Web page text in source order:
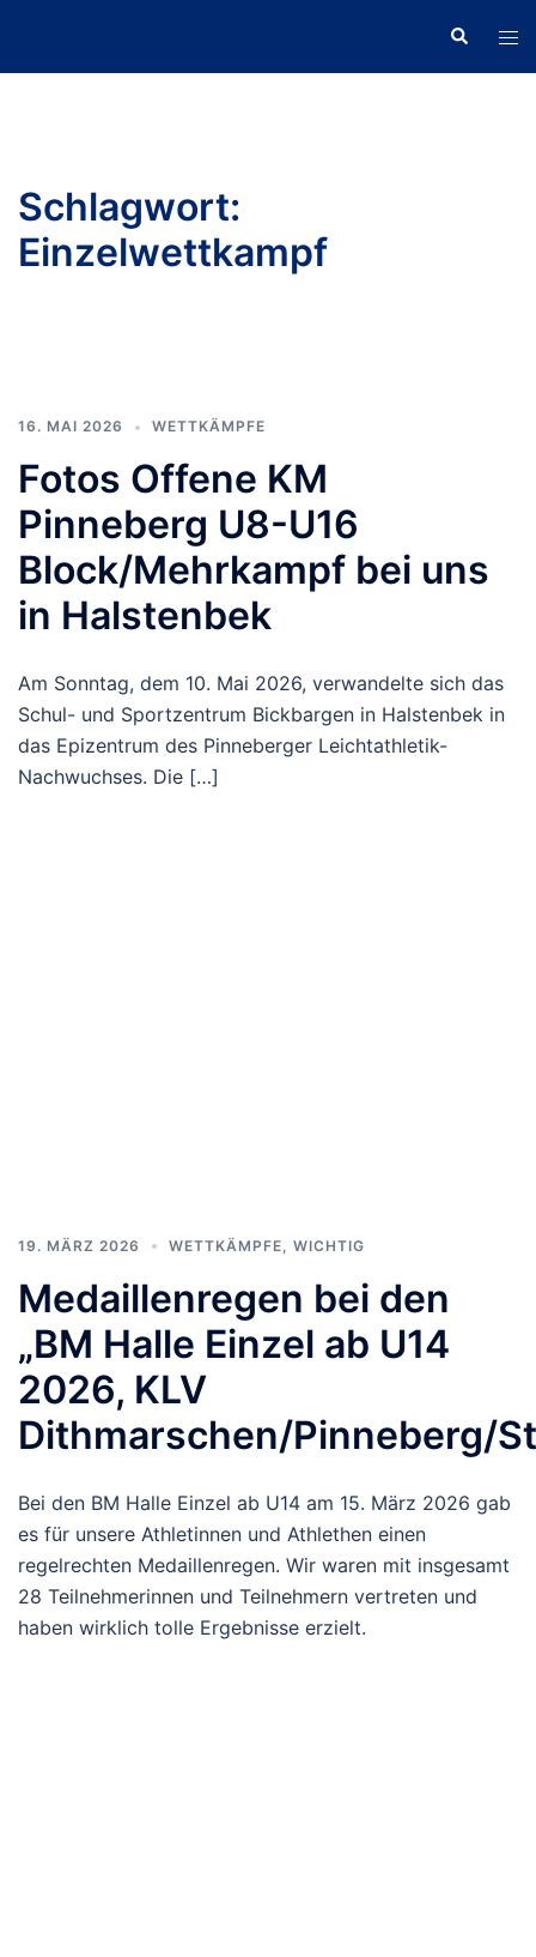
springen
Suche
Schlagwort:
Einzelwettkampf
16. MAI 2026 WETTKÄMPFE
Fotos Offene KM
Pinneberg U8-U16
Block/Mehrkampf bei uns
in Halstenbek
Am Sonntag, dem 10. Mai 2026, verwandelte sich das
Schul- und Sportzentrum Bickbargen in Halstenbek in
das Epizentrum des Pinneberger Leichtathletik-
Nachwuchses. Die […]
19. MÄRZ 2026 WETTKÄMPFE WICHTIG
Medaillenregen bei den
„BM Halle Einzel ab U14
2026, KLV
Dithmarschen/Pinneberg/
Bei den BM Halle Einzel ab U14 am 15. März 2026 gab
es für unsere Athletinnen und Athlethen einen
regelrechten Medaillenregen. Wir waren mit insgesamt
28 Teilnehmerinnen und Teilnehmern vertreten und
haben wirklich tolle Ergebnisse erzielt.